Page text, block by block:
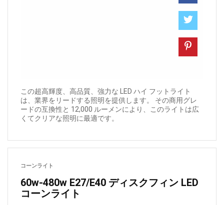
この超高輝度、高品質、強力な LED ハイ フットライト
は、業界をリードする照明を提供します。 その商用グレ
ードの互換性と 12,000 ルーメンにより、このライトは広
くてクリアな照明に最適です。
コーンライト
60w-480w E27/E40 ディスクフィン LED
コーンライト